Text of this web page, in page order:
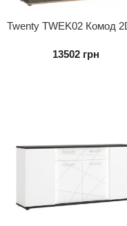
Twenty TWEK02 Комод
13502 грн